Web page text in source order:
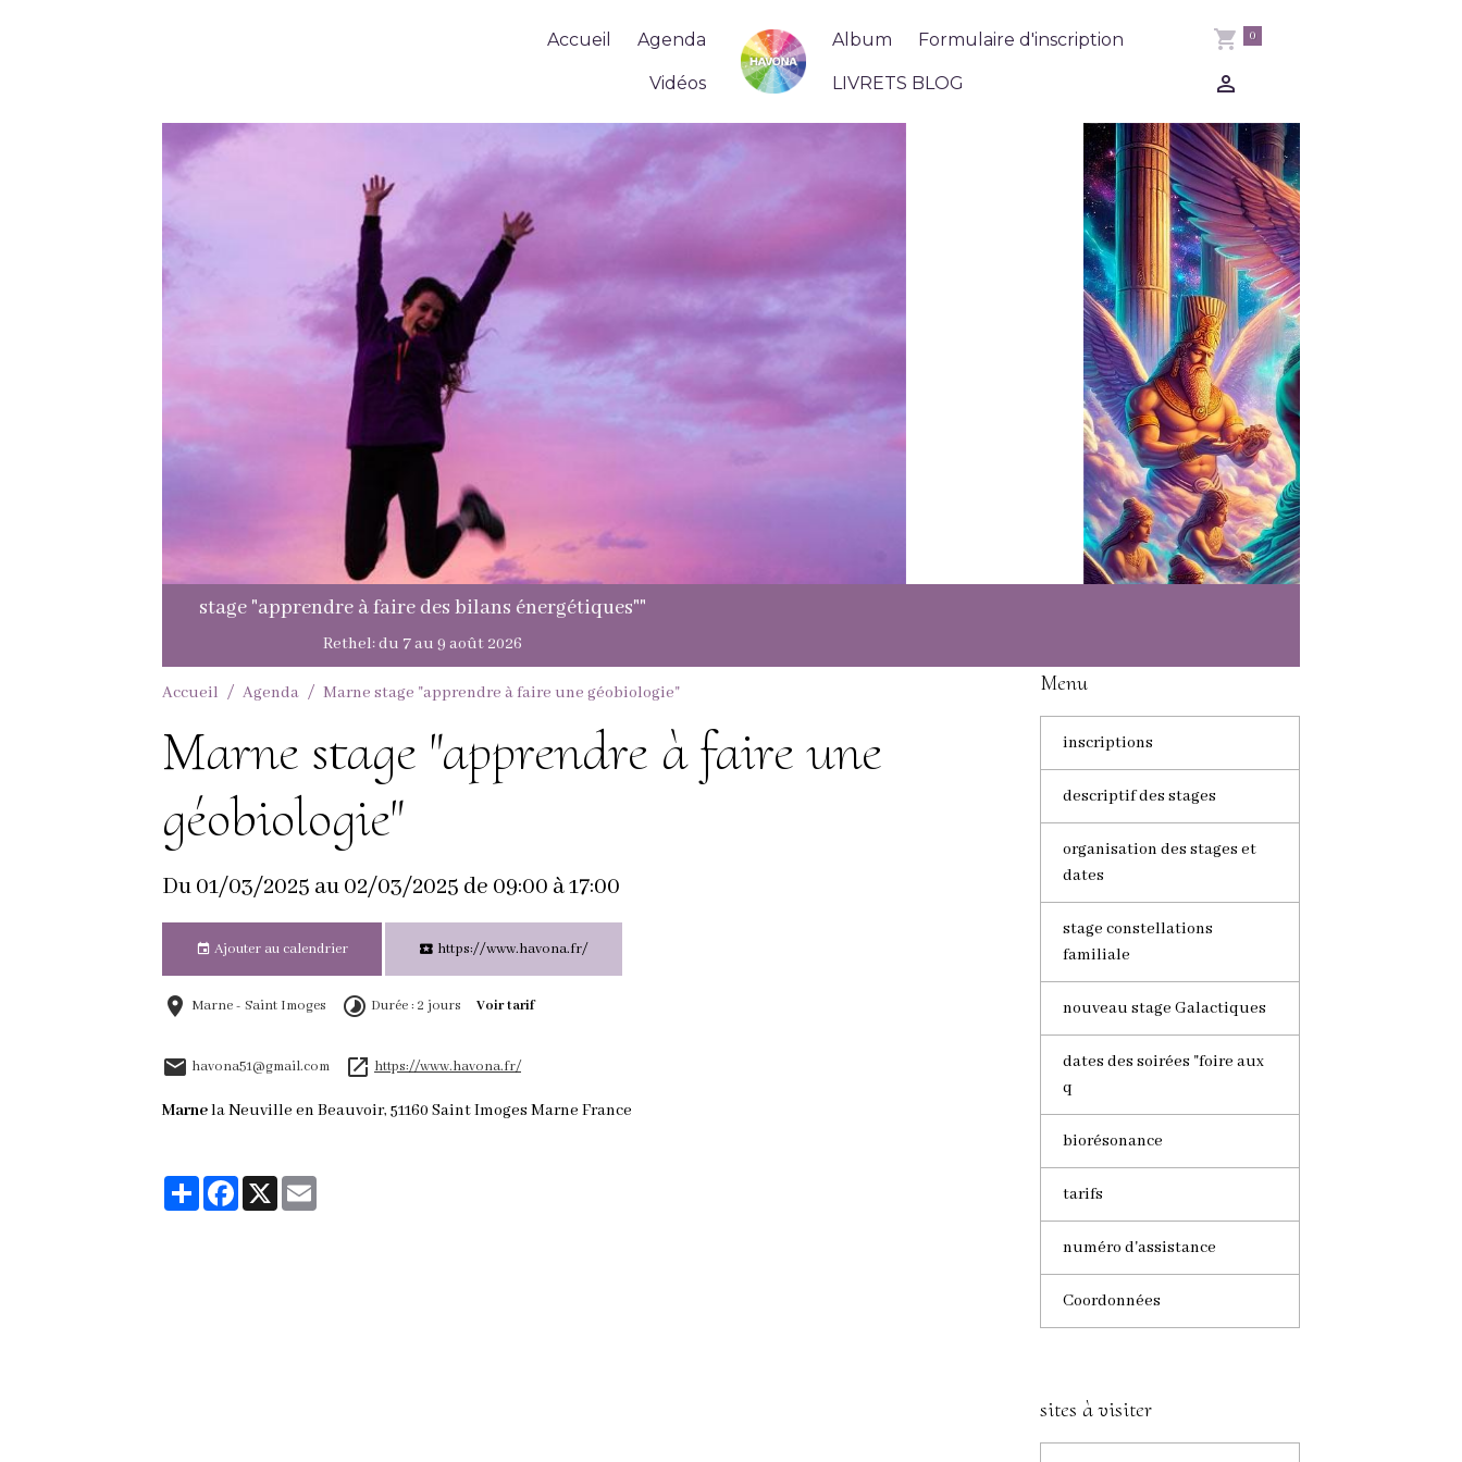
Accueil Agenda
Vidéos
Album Formulaire d'inscription
LIVRETS BLOG
0
stage "présentation des Galactiques"
Accueil Agenda Marne stage "apprendre à faire une géobiologie"
Marne stage "apprendre à faire une
géobiologie"
Du 01/03/2025 au 02/03/2025 de 09:00 à 17:00
Ajouter au calendrier https://www.havona.fr/
Marne - Saint Imoges Durée : 2 jours Voir tarif
havona51@gmail.com https://www.havona.fr/
Marnela Neuville en Beauvoir, 51160 Saint Imoges Marne France
PartagerFacebook
X
Menu
inscriptions
descriptif des stages
organisation des stages et
dates
stage constellations
familiale
nouveau stage Galactiques
dates des soirées "foire aux
q
biorésonance
tarifs
numéro d'assistance
Coordonnées
sites à visiter